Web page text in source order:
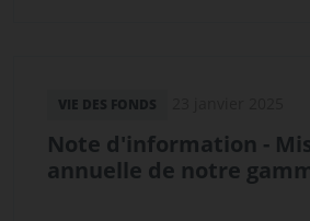
VIE DES FONDS
Note d'information -
annuelle de notre